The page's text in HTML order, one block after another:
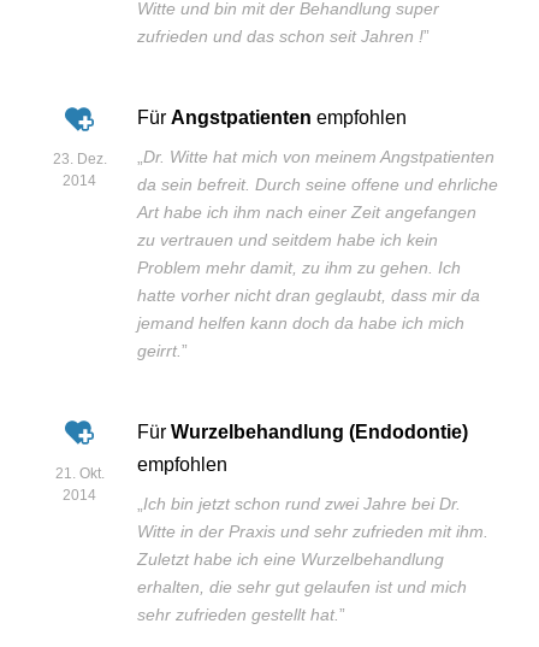
Witte und bin mit der Behandlung super
zufrieden und das schon seit Jahren !”
23. Dez.
2014
Für Angstpatienten empfohlen
Dr. Witte hat mich von meinem Angstpatienten
da sein befreit. Durch seine offene und ehrliche
Art habe ich ihm nach einer Zeit angefangen
zu vertrauen und seitdem habe ich kein
Problem mehr damit, zu ihm zu gehen. Ich
hatte vorher nicht dran geglaubt, dass mir da
jemand helfen kann doch da habe ich mich
geirrt.”
21. Okt.
2014
Für Wurzelbehandlung (Endodontie)
empfohlen
Ich bin jetzt schon rund zwei Jahre bei Dr.
Witte in der Praxis und sehr zufrieden mit ihm.
Zuletzt habe ich eine Wurzelbehandlung
erhalten, die sehr gut gelaufen ist und mich
sehr zufrieden gestellt hat.”